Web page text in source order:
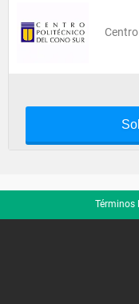
Términos